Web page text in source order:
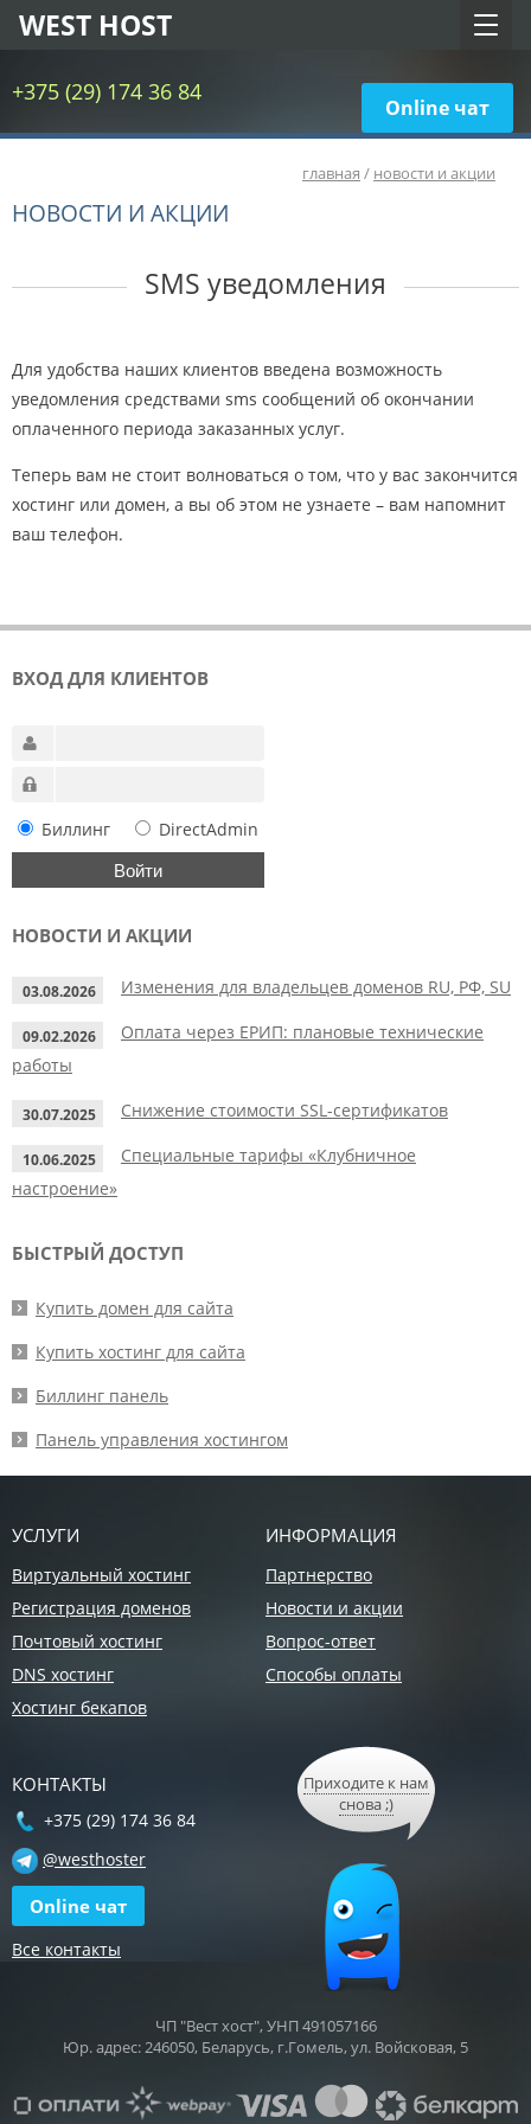
+375 (29) 174 36 84
Online чат
WEST HOST
главная / новости и акции
НОВОСТИ И АКЦИИ
SMS уведомления
Для удобства наших клиентов введена возможность
уведомления средствами sms сообщений об окончании
оплаченного периода заказанных услуг.
Теперь вам не стоит волноваться о том, что у вас закончится
хостинг или домен, а вы об этом не узнаете – вам напомнит
ваш телефон.
ВХОД ДЛЯ КЛИЕНТОВ
Биллинг DirectAdmin
НОВОСТИ И АКЦИИ
03.08.2026 Изменения для владельцев доменов RU, РФ, SU
09.02.2026
Оплата через ЕРИП: плановые технические
работы
30.07.2025 Снижение стоимости SSL-сертификатов
10.06.2025
Специальные тарифы «Клубничное
настроение»
БЫСТРЫЙ ДОСТУП
Купить домен для сайта
Купить хостинг для сайта
Биллинг панель
Панель управления хостингом
УСЛУГИ
Виртуальный хостинг
Регистрация доменов
Почтовый хостинг
DNS хостинг
Хостинг бекапов
ИНФОРМАЦИЯ
Партнерство
Новости и акции
Вопрос-ответ
Способы оплаты
КОНТАКТЫ
+375 (29) 174 36 84
@westhoster
Online чат
Все контакты
Приходите к нам
снова ;)
ЧП "Вест хост", УНП 491057166
Юр. адрес: 246050, Беларусь, г.Гомель, ул. Войсковая, 5